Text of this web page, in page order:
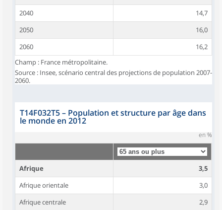
2040
14,7
2050
16,0
2060
16,2
Champ : France métropolitaine.
Source : Insee, scénario central des projections de population 2007-
2060.
T14F032T5– Population et structure par âge dans
le monde en 2012
en %
Afrique
3,5
Afrique orientale
3,0
Afrique centrale
2,9